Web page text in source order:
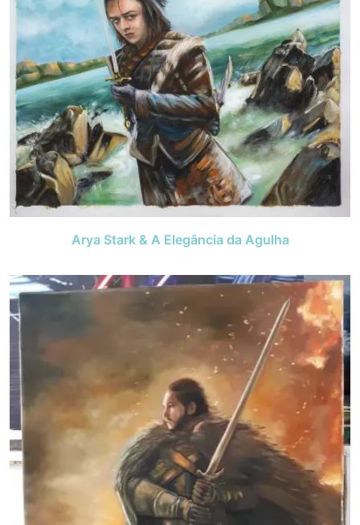
Arya Stark & A Elegância da Agulha